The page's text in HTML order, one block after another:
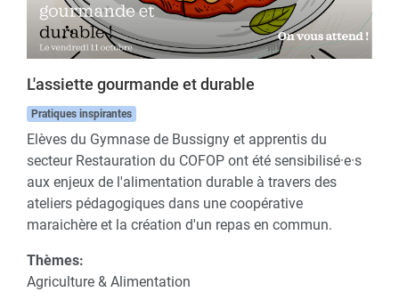
L'assiette gourmande et durable
Pratiques inspirantes
Elèves du Gymnase de Bussigny et apprentis du
secteur Restauration du COFOP ont été sensibilisé·e·s
aux enjeux de l'alimentation durable à travers des
ateliers pédagogiques dans une coopérative
maraichère et la création d'un repas en commun.
Thèmes:
Agriculture & Alimentation